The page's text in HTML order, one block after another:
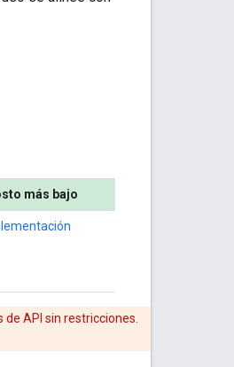
más bajo
API sin restricciones.